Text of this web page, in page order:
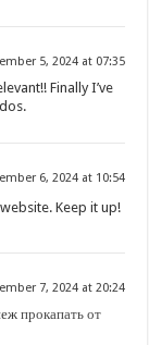
5, 2024 at 07:35
Finally I’ve
6, 2024 at 10:54
Keep it up!
7, 2024 at 20:24
прокапать от